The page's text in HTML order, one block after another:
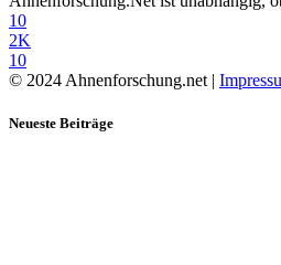
10
2K
10
© 2024 Ahnenforschung.net |
Neueste Beiträge